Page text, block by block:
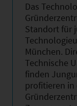
Das
Standort für
München.
Technische
finden
profitieren in